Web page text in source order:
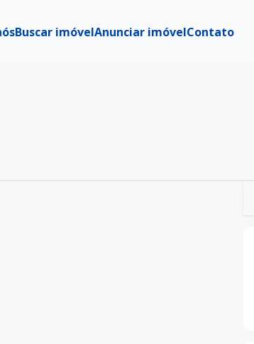
Buscar imóvelAnunciar imóvelContato